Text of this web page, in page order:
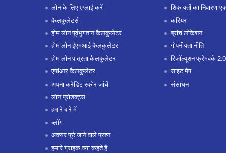
लोन के लिए एप्लाई करें
कैलकुलेटर्स
होम लोन पूर्वभुगतान कैलकुलेटर
होम लोन ईएमआई कैलकुलेटर
होम लोन पात्रता कैलकुलेटर
एपीआर कैलकुलेटर
अपना क्रेडिट स्कोर जांचें
लोन प्रोडक्ट्स
हमारे बारे में
ब्लॉग
अक्सर पूछे जाने वाले प्रश्न
हमारे ग्राहक क्या कहते हैं
शिकायतों का निवारण-
करियर
ब्रांच लोकेशन
गोपनीयता नीति
रिज़ॉल्यूशन फ्रेमवर्क
साइट मैप
संसाधन